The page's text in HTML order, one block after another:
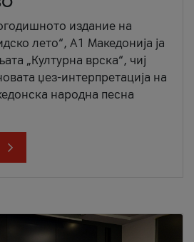
издание на
лето“, А1 Македонија ја
„Културна врска“, чиј
џез-интерпретација на
народна песна